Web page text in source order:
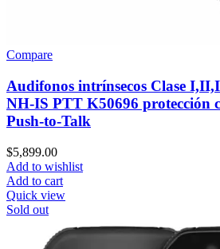
Compare
Audifonos intrínsecos Clase
NH-IS PTT K50696 protección
Push-to-Talk
$5,899.00
Add to wishlist
Add to cart
Quick view
Sold out